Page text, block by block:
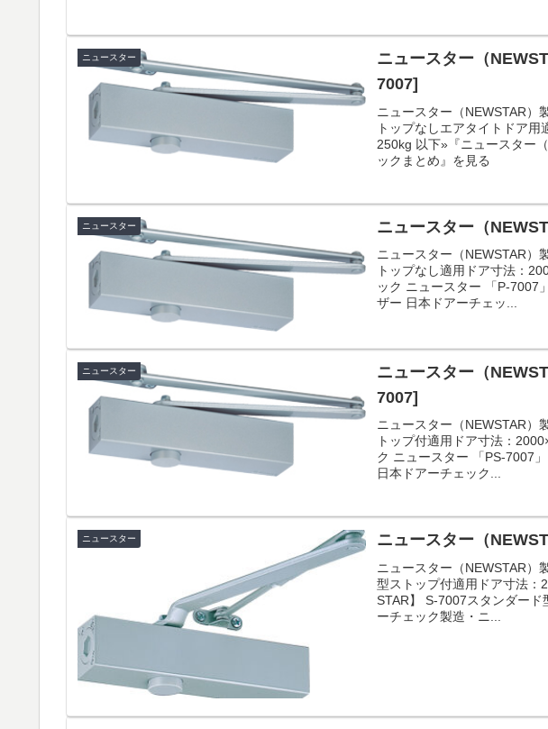
ニュースター
ニュースター（
7007]
ニュースター（NEWSTAR）
トップなしエアタイトドア用
250kg 以下»『ニュースター
ックまとめ』を見る
ニュースター ニュースター（
ニュースター（NEWSTAR）
トップなし適用ドア寸法：
ック ニュースター 「P-7007
ザー 日本ドアーチェッ...
ニュースター
ニュースター（
7007]
ニュースター（NEWSTAR）
トップ付適用ドア寸法：
ク ニュースター 「PS-7007
日本ドアーチェック...
ニュースター ニュースター（
ニュースター（NEWSTAR）
型ストップ付適用ドア寸法：
STAR】 S-7007スタンダー
ーチェック製造・ニ...